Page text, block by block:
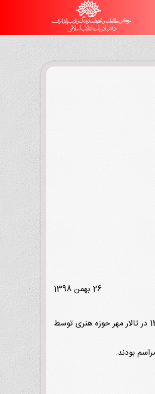
26 بهمن 1398
به گزارش پایگاه اطلاع‌رسانی انقلاب اسلامی، سومین مراسم شبی با نویسنده، بزرگداشت حجت‌الاسلام والمسلمین علی باقری‌فر، شنبه 19 بهمن 1398 در تالار مهر حوزه هنری توسط
بودند.